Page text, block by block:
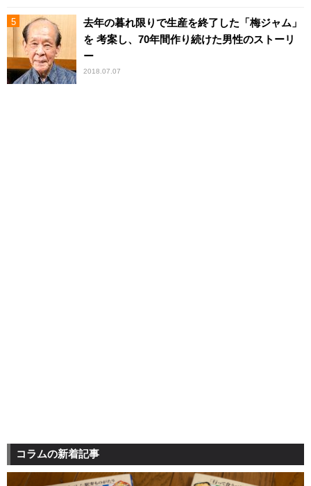
去年の暮れ限りで生産を終了した「梅ジャム」
を 考案し、70年間作り続けた男性のストーリ
ー
2018.07.07
コラムの新着記事